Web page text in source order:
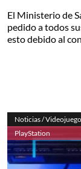
El Ministerio de
pedido a todos
esto debido al
Noticias /
PlayStation